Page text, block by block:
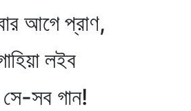
আগে প্রাণ,
লইব
সব গান!